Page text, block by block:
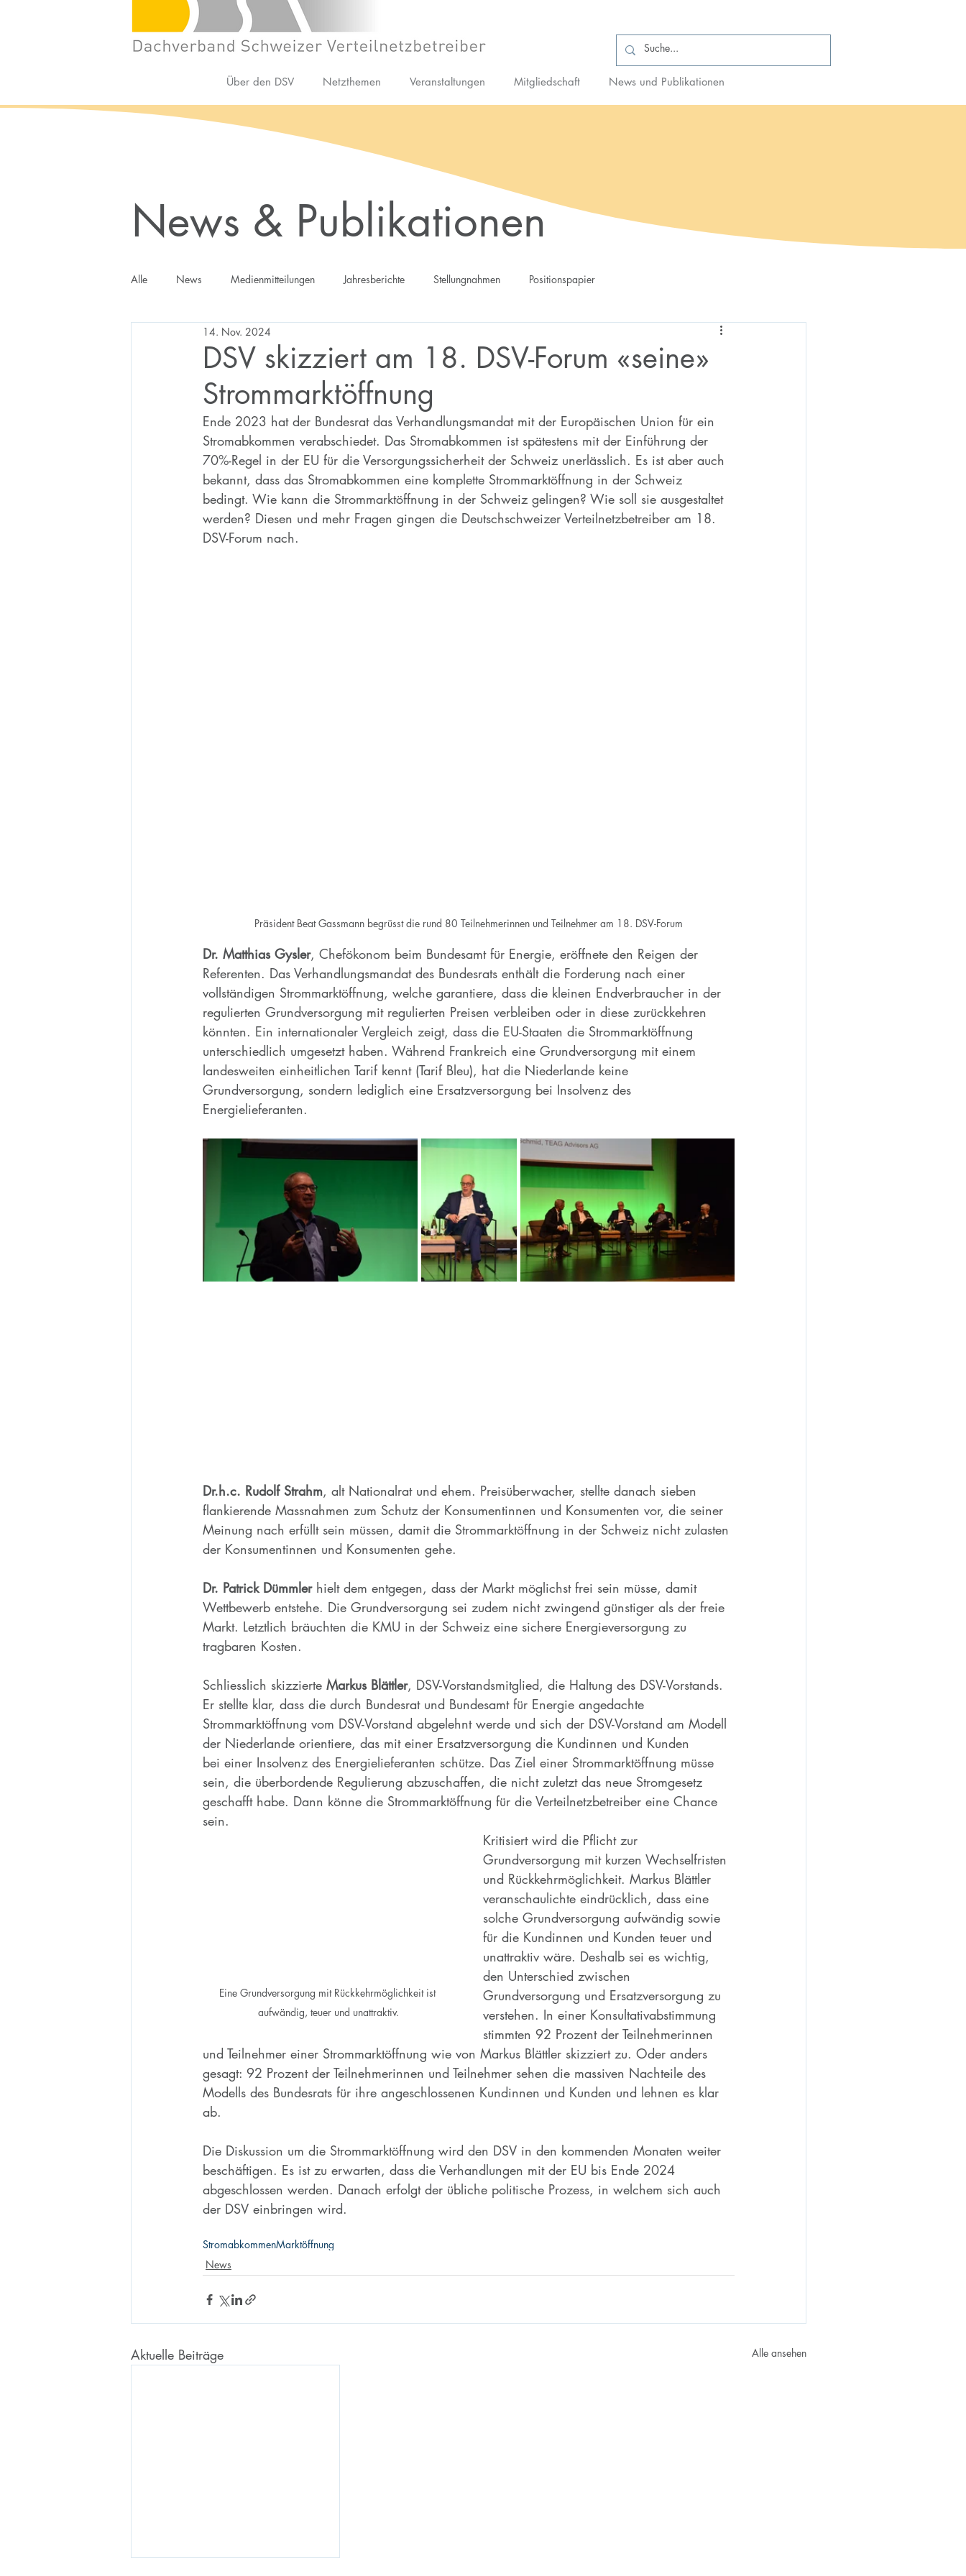
Über den DSV Netzthemen Veranstaltungen Mitgliedschaft News und Publikationen
News & Publikationen
Alle News Medienmitteilungen Jahresberichte Stellungnahmen Positionspapier
DSV skizziert am 18. DSV-Forum «seine»
Strommarktöffnung
14. Nov. 2024
Ende 2023 hat der Bundesrat das Verhandlungsmandat mit der Europäischen Union für ein
Stromabkommen verabschiedet. Das Stromabkommen ist spätestens mit der Einführung der
70%-Regel in der EU für die Versorgungssicherheit der Schweiz unerlässlich. Es ist aber auch
bekannt, dass das Stromabkommen eine komplette Strommarktöffnung in der Schweiz
bedingt. Wie kann die Strommarktöffnung in der Schweiz gelingen? Wie soll sie ausgestaltet
werden? Diesen und mehr Fragen gingen die Deutschschweizer Verteilnetzbetreiber am 18.
DSV-Forum nach.
Präsident Beat Gassmann begrüsst die rund 80 Teilnehmerinnen und Teilnehmer am 18. DSV-Forum
Dr. Matthias Gysler, Chefökonom beim Bundesamt für Energie, eröffnete den Reigen der
Referenten. Das Verhandlungsmandat des Bundesrats enthält die Forderung nach einer
vollständigen Strommarktöffnung, welche garantiere, dass die kleinen Endverbraucher in der
regulierten Grundversorgung mit regulierten Preisen verbleiben oder in diese zurückkehren
könnten. Ein internationaler Vergleich zeigt, dass die EU-Staaten die Strommarktöffnung
unterschiedlich umgesetzt haben. Während Frankreich eine Grundversorgung mit einem
landesweiten einheitlichen Tarif kennt (Tarif Bleu), hat die Niederlande keine
Grundversorgung, sondern lediglich eine Ersatzversorgung bei Insolvenz des
Energielieferanten.
Dr.h.c. Rudolf Strahm, alt Nationalrat und ehem. Preisüberwacher, stellte danach sieben
flankierende Massnahmen zum Schutz der Konsumentinnen und Konsumenten vor, die seiner
Meinung nach erfüllt sein müssen, damit die Strommarktöffnung in der Schweiz nicht zulasten
der Konsumentinnen und Konsumenten gehe.
Dr. Patrick Dümmler hielt dem entgegen, dass der Markt möglichst frei sein müsse, damit
Wettbewerb entstehe. Die Grundversorgung sei zudem nicht zwingend günstiger als der freie
Markt. Letztlich bräuchten die KMU in der Schweiz eine sichere Energieversorgung zu
tragbaren Kosten.
Schliesslich skizzierte Markus Blättler, DSV-Vorstandsmitglied, die Haltung des DSV-Vorstands.
Er stellte klar, dass die durch Bundesrat und Bundesamt für Energie angedachte
Strommarktöffnung vom DSV-Vorstand abgelehnt werde und sich der DSV-Vorstand am Modell
der Niederlande orientiere, das mit einer Ersatzversorgung die Kundinnen und Kunden
bei einer Insolvenz des Energielieferanten schütze. Das Ziel einer Strommarktöffnung müsse
sein, die überbordende Regulierung abzuschaffen, die nicht zuletzt das neue Stromgesetz
geschafft habe. Dann könne die Strommarktöffnung für die Verteilnetzbetreiber eine Chance
sein.
Eine Grundversorgung mit Rückkehrmöglichkeit ist
aufwändig, teuer und unattraktiv.
Kritisiert wird die Pflicht zur
Grundversorgung mit kurzen Wechselfristen
und Rückkehrmöglichkeit. Markus Blättler
veranschaulichte eindrücklich, dass eine
solche Grundversorgung aufwändig sowie
für die Kundinnen und Kunden teuer und
unattraktiv wäre. Deshalb sei es wichtig,
den Unterschied zwischen
Grundversorgung und Ersatzversorgung zu
verstehen. In einer Konsultativabstimmung
stimmten 92 Prozent der Teilnehmerinnen
und Teilnehmer einer Strommarktöffnung wie von Markus Blättler skizziert zu. Oder anders
gesagt: 92 Prozent der Teilnehmerinnen und Teilnehmer sehen die massiven Nachteile des
Modells des Bundesrats für ihre angeschlossenen Kundinnen und Kunden und lehnen es klar
ab.
Die Diskussion um die Strommarktöffnung wird den DSV in den kommenden Monaten weiter
beschäftigen. Es ist zu erwarten, dass die Verhandlungen mit der EU bis Ende 2024
abgeschlossen werden. Danach erfolgt der übliche politische Prozess, in welchem sich auch
der DSV einbringen wird.
StromabkommenMarktöffnung
News
Aktuelle Beiträge Alle ansehen